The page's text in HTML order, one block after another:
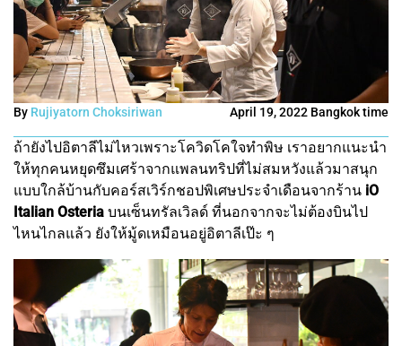
By Rujiyatorn Choksiriwan April 19, 2022 Bangkok time
ถ้ายังไปอิตาลีไม่ไหวเพราะโควิดโคใจทำพิษ เราอยากแนะนำ
ให้ทุกคนหยุดซึมเศร้าจากแพลนทริปที่ไม่สมหวังแล้วมาสนุก
แบบใกล้บ้านกับคอร์สเวิร์กชอปพิเศษประจำเดือนจากร้าน iO
Italian Osteria บนเซ็นทรัลเวิลด์ ที่นอกจากจะไม่ต้องบินไป
ไหนไกลแล้ว ยังให้มู้ดเหมือนอยู่อิตาลีเป๊ะ ๆ